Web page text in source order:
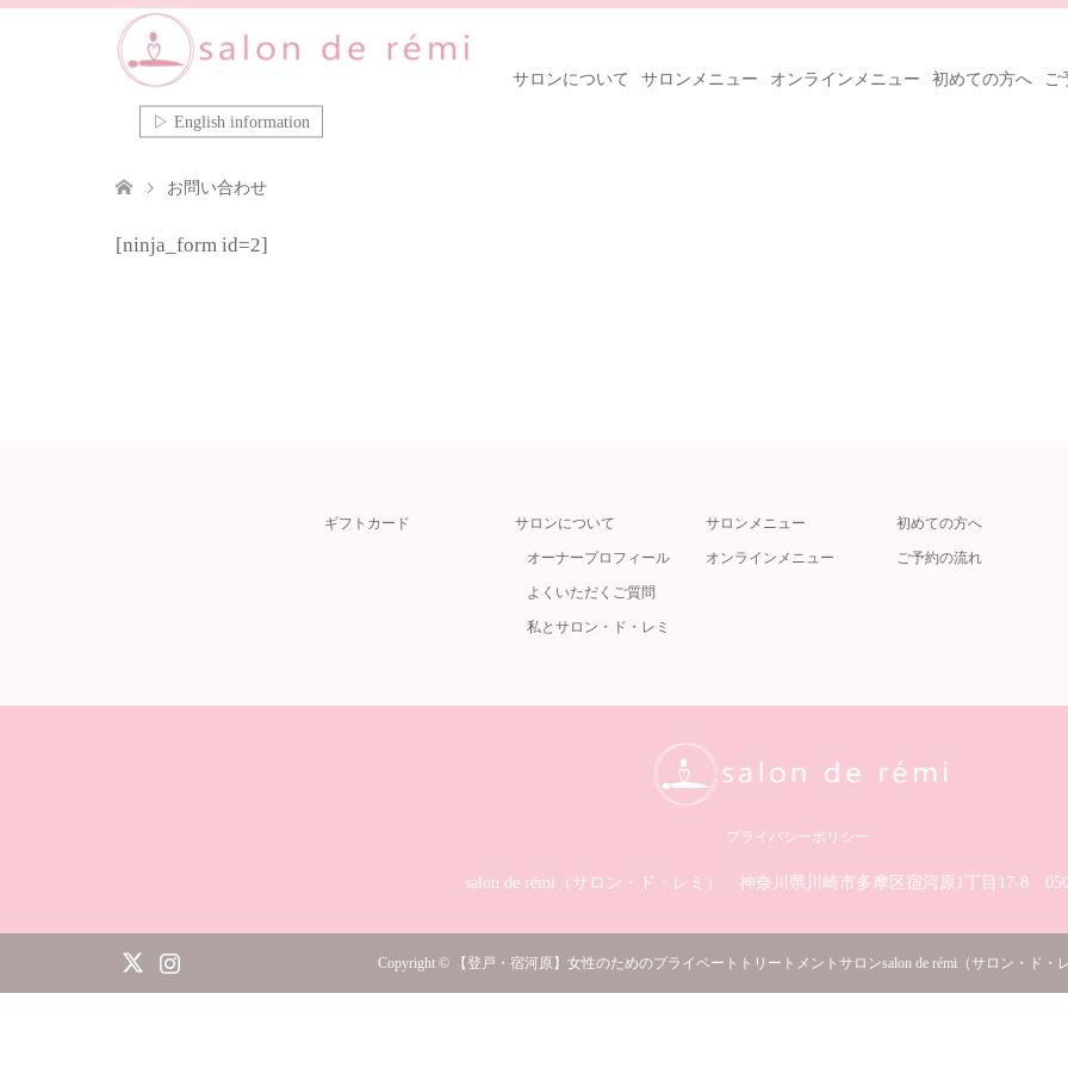
▷ English information
サロンについて サロンメニュー オンラインメニュー 初めての方へ ご
お問い合わせ
[ninja_form id=2]
ギフトカード サロンについて
オーナープロフィール
よくいただくご質問
私とサロン・ド・レミ
サロンメニュー
オンラインメニュー
初めての方へ
ご予約の流れ
プライバシーポリシー
salon de rémi（サロン・ド・レミ）︎ 神奈川県川崎市多摩区宿河原1丁目17-8
Copyright © 【登戸・宿河原】女性のためのプライベートトリートメントサロンsalon de rémi（サロン・ド・レ